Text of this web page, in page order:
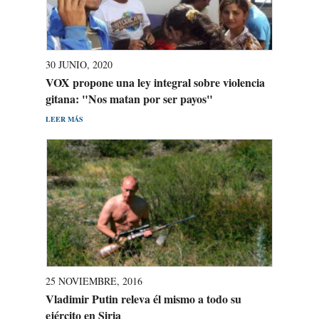
30 JUNIO, 2020
VOX propone una ley integral sobre violencia
gitana: "Nos matan por ser payos"
LEER MÁS
25 NOVIEMBRE, 2016
Vladimir Putin releva él mismo a todo su
ejército en Siria